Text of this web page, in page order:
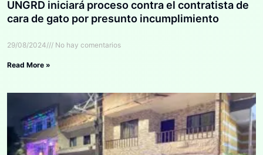
UNGRD iniciará proceso contra el contratista de
cara de gato por presunto incumplimiento
29/08/2024 No hay comentarios
Read More »